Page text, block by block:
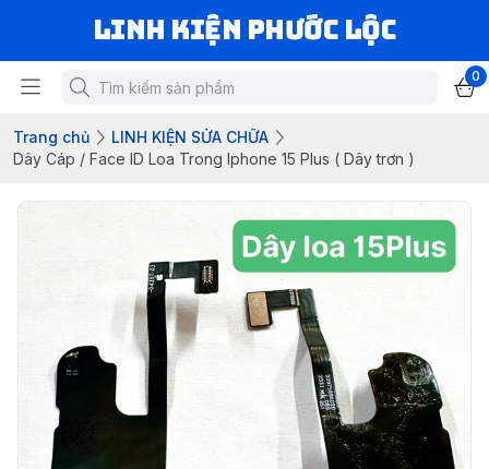
LINH KIỆN PHƯỚC LỘC
0
Trang chủ
LINH KIỆN SỬA CHỮA
Dây Cáp / Face ID Loa Trong Iphone 15 Plus ( Dây trơn )